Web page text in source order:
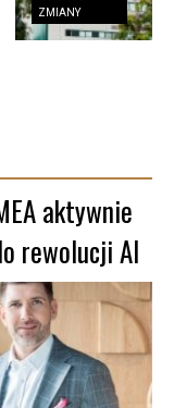
ZMIANY
aktywnie
rewolucji AI